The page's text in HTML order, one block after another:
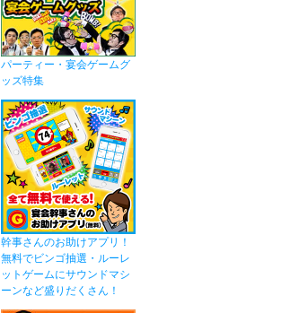
パーティー・宴会ゲームグ
ッズ特集
幹事さんのお助けアプリ！
無料でビンゴ抽選・ルーレ
ットゲームにサウンドマシ
ーンなど盛りだくさん！